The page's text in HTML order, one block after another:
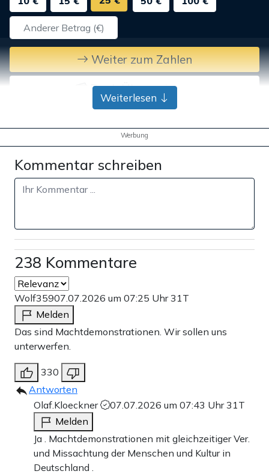
Weiter zum Zahlen
Bank-Überweisung
Weiterlesen
Werbung
Kommentar schreiben
238 Kommentare
Wolf35907.07.2026 um 07:25 Uhr31T
Melden
Das sind Machtdemonstrationen. Wir sollen uns
unterwerfen.
330
Antworten
Olaf.Kloeckner
07.07.2026 um 07:43 Uhr31T
Melden
Ja . Machtdemonstrationen mit gleichzeitiger Ver.
und Missachtung der Menschen und Kultur in
Deutschland .